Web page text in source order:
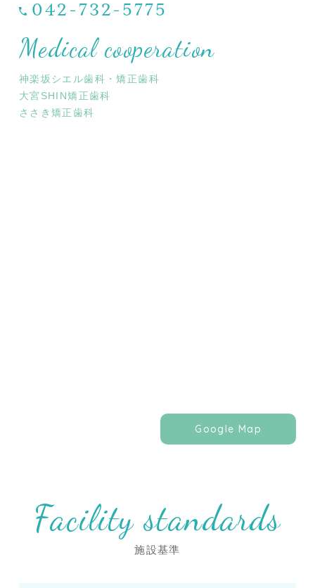
042-732-5775
Medical cooperation
神楽坂シエル歯科・矯正歯科
大宮SHIN矯正歯科
ささき矯正歯科
Google Map
施設基準
Facility standards